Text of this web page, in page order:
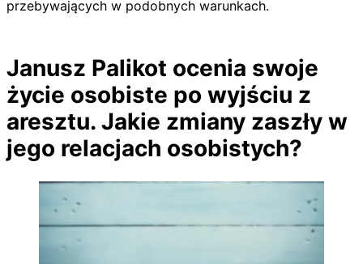
przebywających w podobnych warunkach.
Janusz Palikot ocenia swoje
życie osobiste po wyjściu z
aresztu. Jakie zmiany zaszły w
jego relacjach osobistych?